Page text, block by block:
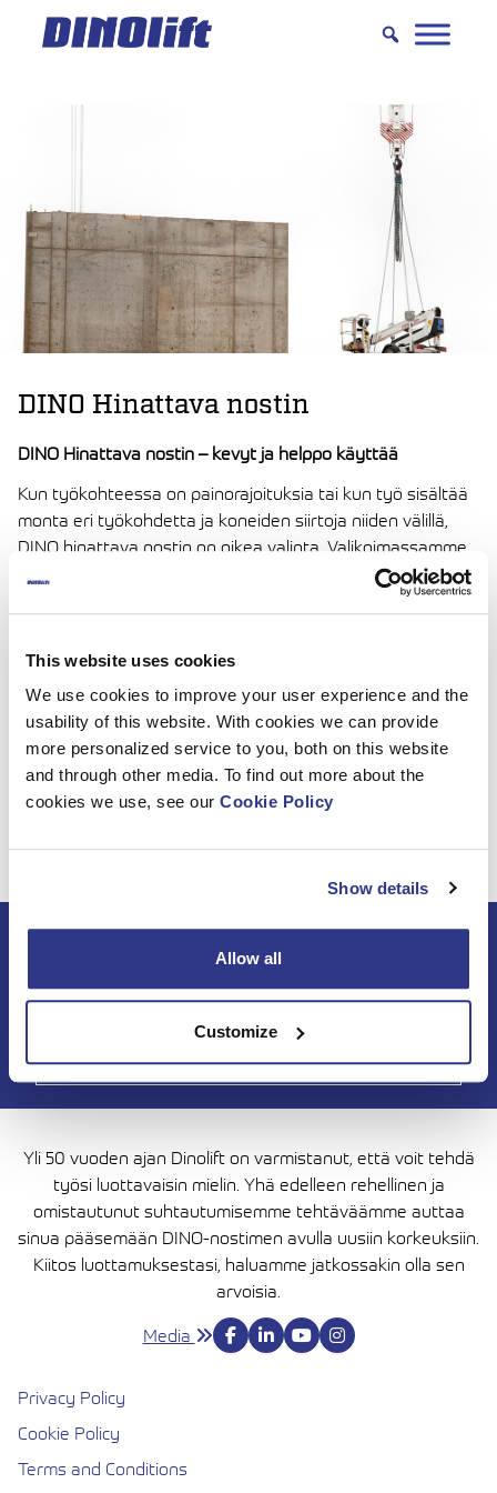
This website uses cookies
We use cookies to improve your user experience and the
usability of this website. With cookies we can provide
more personalized service to you, both on this website
and through other media. To find out more about the
cookies we use, see our Cookie Policy
Show details
Allow all
Customize
Hyppää
sisältöön
DINO Hinattava nostin
DINO Hinattava nostin – kevyt ja helppo käyttää
Kun työkohteessa on painorajoituksia tai kun työ sisältää
monta eri työkohdetta ja koneiden siirtoja niiden välillä,
DINO hinattava nostin on oikea valinta. Valikoimassamme
on hinattavia nostimia 10 – 26 m työskentelykorkeuksilla
joka lähtöön; työn luonteesta riippuen voit valita joko
kehittyneemmän mallin vaativaan käyttöön. Meiltä löytyy
kustannustehokkaaseen korkean paikan työhön.
Lisätietoja valikoimastamme saat DINO -myyntitiimiltä:
sales@dinolift.com.
Lue lisää:DINO Hinattavat nivelteleskooppinostimet
Tilaa DINO-uutiskirje
Yli 50 vuoden ajan Dinolift on varmistanut, että voit tehdä
työsi luottavaisin mielin. Yhä edelleen rehellinen ja
omistautunut suhtautumisemme tehtäväämme auttaa
sinua pääsemään DINO-nostimen avulla uusiin korkeuksiin.
Kiitos luottamuksestasi, haluamme jatkossakin olla sen
arvoisia.
Media
Privacy Policy
Cookie Policy
Terms and Conditions